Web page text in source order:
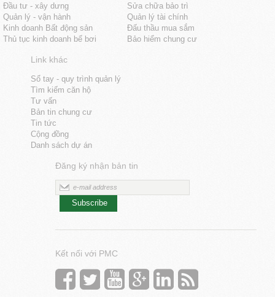
Đầu tư - xây dưng
Quản lý - vận hành
Kinh doanh Bất động sản
Thủ tục kinh doanh bể bơi
Sửa chữa bảo trì
Quản lý tài chính
Đấu thầu mua sắm
Bảo hiểm chung cư
Link khác
Sổ tay - quy trình quản lý
Tìm kiếm căn hộ
Tư vấn
Bản tin chung cư
Tin tức
Cộng đồng
Danh sách dự án
Đăng ký nhận bản tin
Subscribe
Kết nối với PMC